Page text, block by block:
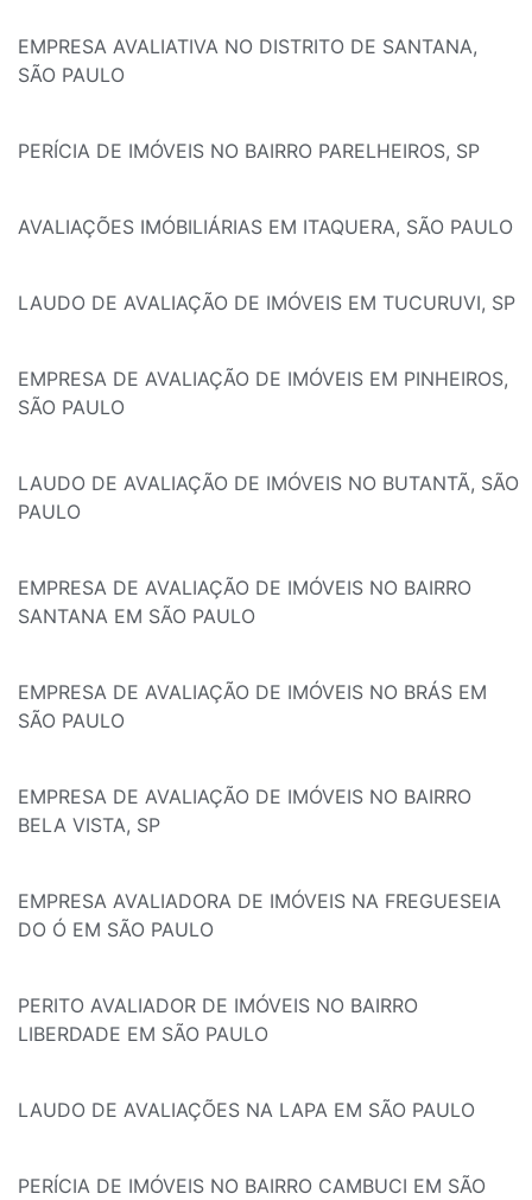
EMPRESA AVALIATIVA NO DISTRITO DE SANTANA,
SÃO PAULO
PERÍCIA DE IMÓVEIS NO BAIRRO PARELHEIROS, SP
AVALIAÇÕES IMÓBILIÁRIAS EM ITAQUERA, SÃO PAULO
LAUDO DE AVALIAÇÃO DE IMÓVEIS EM TUCURUVI, SP
EMPRESA DE AVALIAÇÃO DE IMÓVEIS EM PINHEIROS,
SÃO PAULO
LAUDO DE AVALIAÇÃO DE IMÓVEIS NO BUTANTÃ, SÃO
PAULO
EMPRESA DE AVALIAÇÃO DE IMÓVEIS NO BAIRRO
SANTANA EM SÃO PAULO
EMPRESA DE AVALIAÇÃO DE IMÓVEIS NO BRÁS EM
SÃO PAULO
EMPRESA DE AVALIAÇÃO DE IMÓVEIS NO BAIRRO
BELA VISTA, SP
EMPRESA AVALIADORA DE IMÓVEIS NA FREGUESEIA
DO Ó EM SÃO PAULO
PERITO AVALIADOR DE IMÓVEIS NO BAIRRO
LIBERDADE EM SÃO PAULO
LAUDO DE AVALIAÇÕES NA LAPA EM SÃO PAULO
PERÍCIA DE IMÓVEIS NO BAIRRO CAMBUCI EM SÃO